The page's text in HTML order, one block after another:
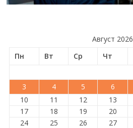
Август 2026
Пн
Вт Ср Чт
3
4 5 6
10
11 12 13
17
18 19 20
24
25 26 27